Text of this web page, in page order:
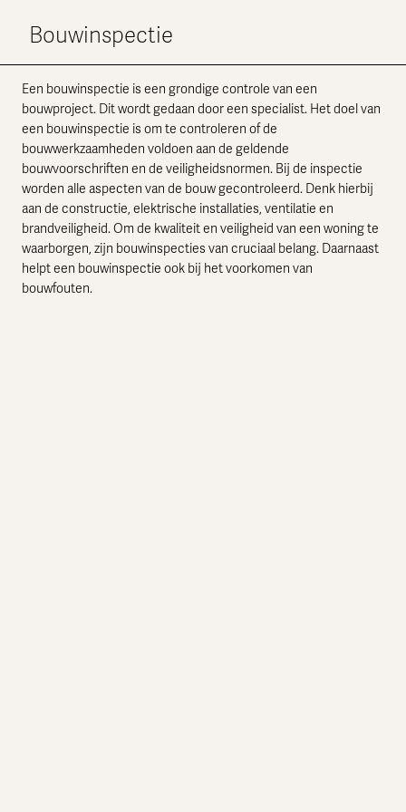
Bouwinspectie
Een bouwinspectie is een grondige controle van een
bouwproject. Dit wordt gedaan door een specialist. Het doel van
een bouwinspectie is om te controleren of de
bouwwerkzaamheden voldoen aan de geldende
bouwvoorschriften en de veiligheidsnormen. Bij de inspectie
worden alle aspecten van de bouw gecontroleerd. Denk hierbij
aan de constructie, elektrische installaties, ventilatie en
brandveiligheid. Om de kwaliteit en veiligheid van een woning te
waarborgen, zijn bouwinspecties van cruciaal belang. Daarnaast
helpt een bouwinspectie ook bij het voorkomen van
bouwfouten.